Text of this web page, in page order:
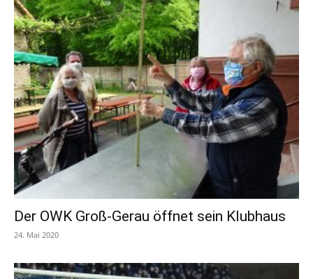
Der OWK Groß-Gerau öffnet sein Klubhaus
24. Mai 2020